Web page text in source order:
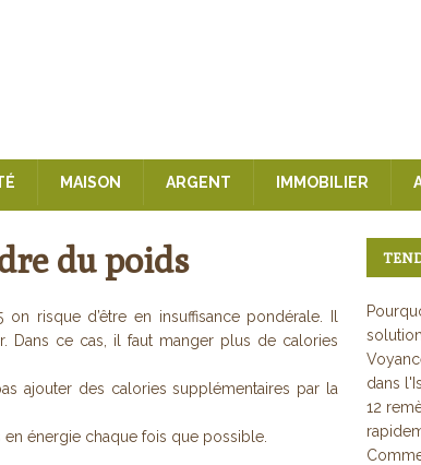
MAISON ARGENT IMMOBILIER
du poids
risque d’être en insuffisance pondérale. Il
Dans ce cas, il faut manger plus de calories
ajouter des calories supplémentaires par la
en énergie chaque fois que possible.
dans
12